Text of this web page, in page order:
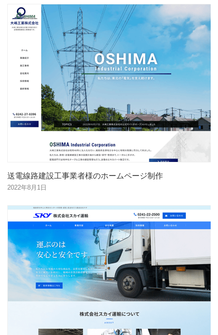
送電線路建設工事業者様のホームページ制作
2022年8月1日